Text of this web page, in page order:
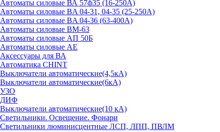
Автоматы силовые ВА 57ф35 (16-250А)
Автоматы силовые BA 04-31, 04-35 (25-250А)
Автоматы силовые BA 04-36 (63-400А)
Автоматы силовые ВМ-63
Автоматы силовые АП 50Б
Автоматы силовые АЕ
Аксессуары для ВА
Автоматика CHINT
Выключатели автоматические(4,5кА)
Выключатели автоматические(6кА)
УЗО
ДИФ
Выключатели автоматические(10 кА)
Светильники. Освещение. Фонари
Светильники люминисцентные ЛСП, ЛПП, ПВЛМ